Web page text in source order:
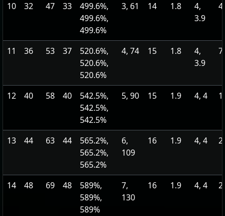
10 32 47 33
499.6%,
499.6%,
499.6%
3, 61 14 1.8
4,
3.9
11 36 53 37
520.6%,
520.6%,
520.6%
4, 74 15 1.8
4,
3.9
12 40 58 40
542.5%,
542.5%,
542.5%
5, 90 15 1.9 4, 4
13 44 63 44
565.2%,
565.2%,
565.2%
6,
109
16 1.9 4, 4
14 48 69 48
589%,
589%,
589%
7,
130
16 1.9 4, 4